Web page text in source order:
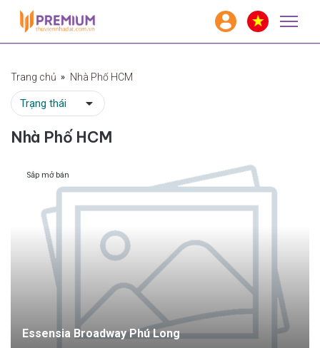
Trang chủ Nhà Phố HCM
Nhà Phố HCM
Sắp mở bán
Essensia Broadway Phú Long